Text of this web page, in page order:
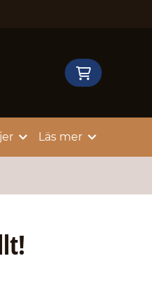
Läs mer